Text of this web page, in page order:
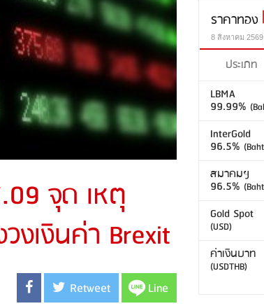
จุด เหตุ
เงินค่า Brexit
Retweet Line
ราคาทอง
8 สิงหาคม
ประเภท
LBMA
99.99%
InterGold
96.5%
สมาคมฯ
96.5%
Gold Spot
(USD)
ค่าเงินบาท
(USDTHB)